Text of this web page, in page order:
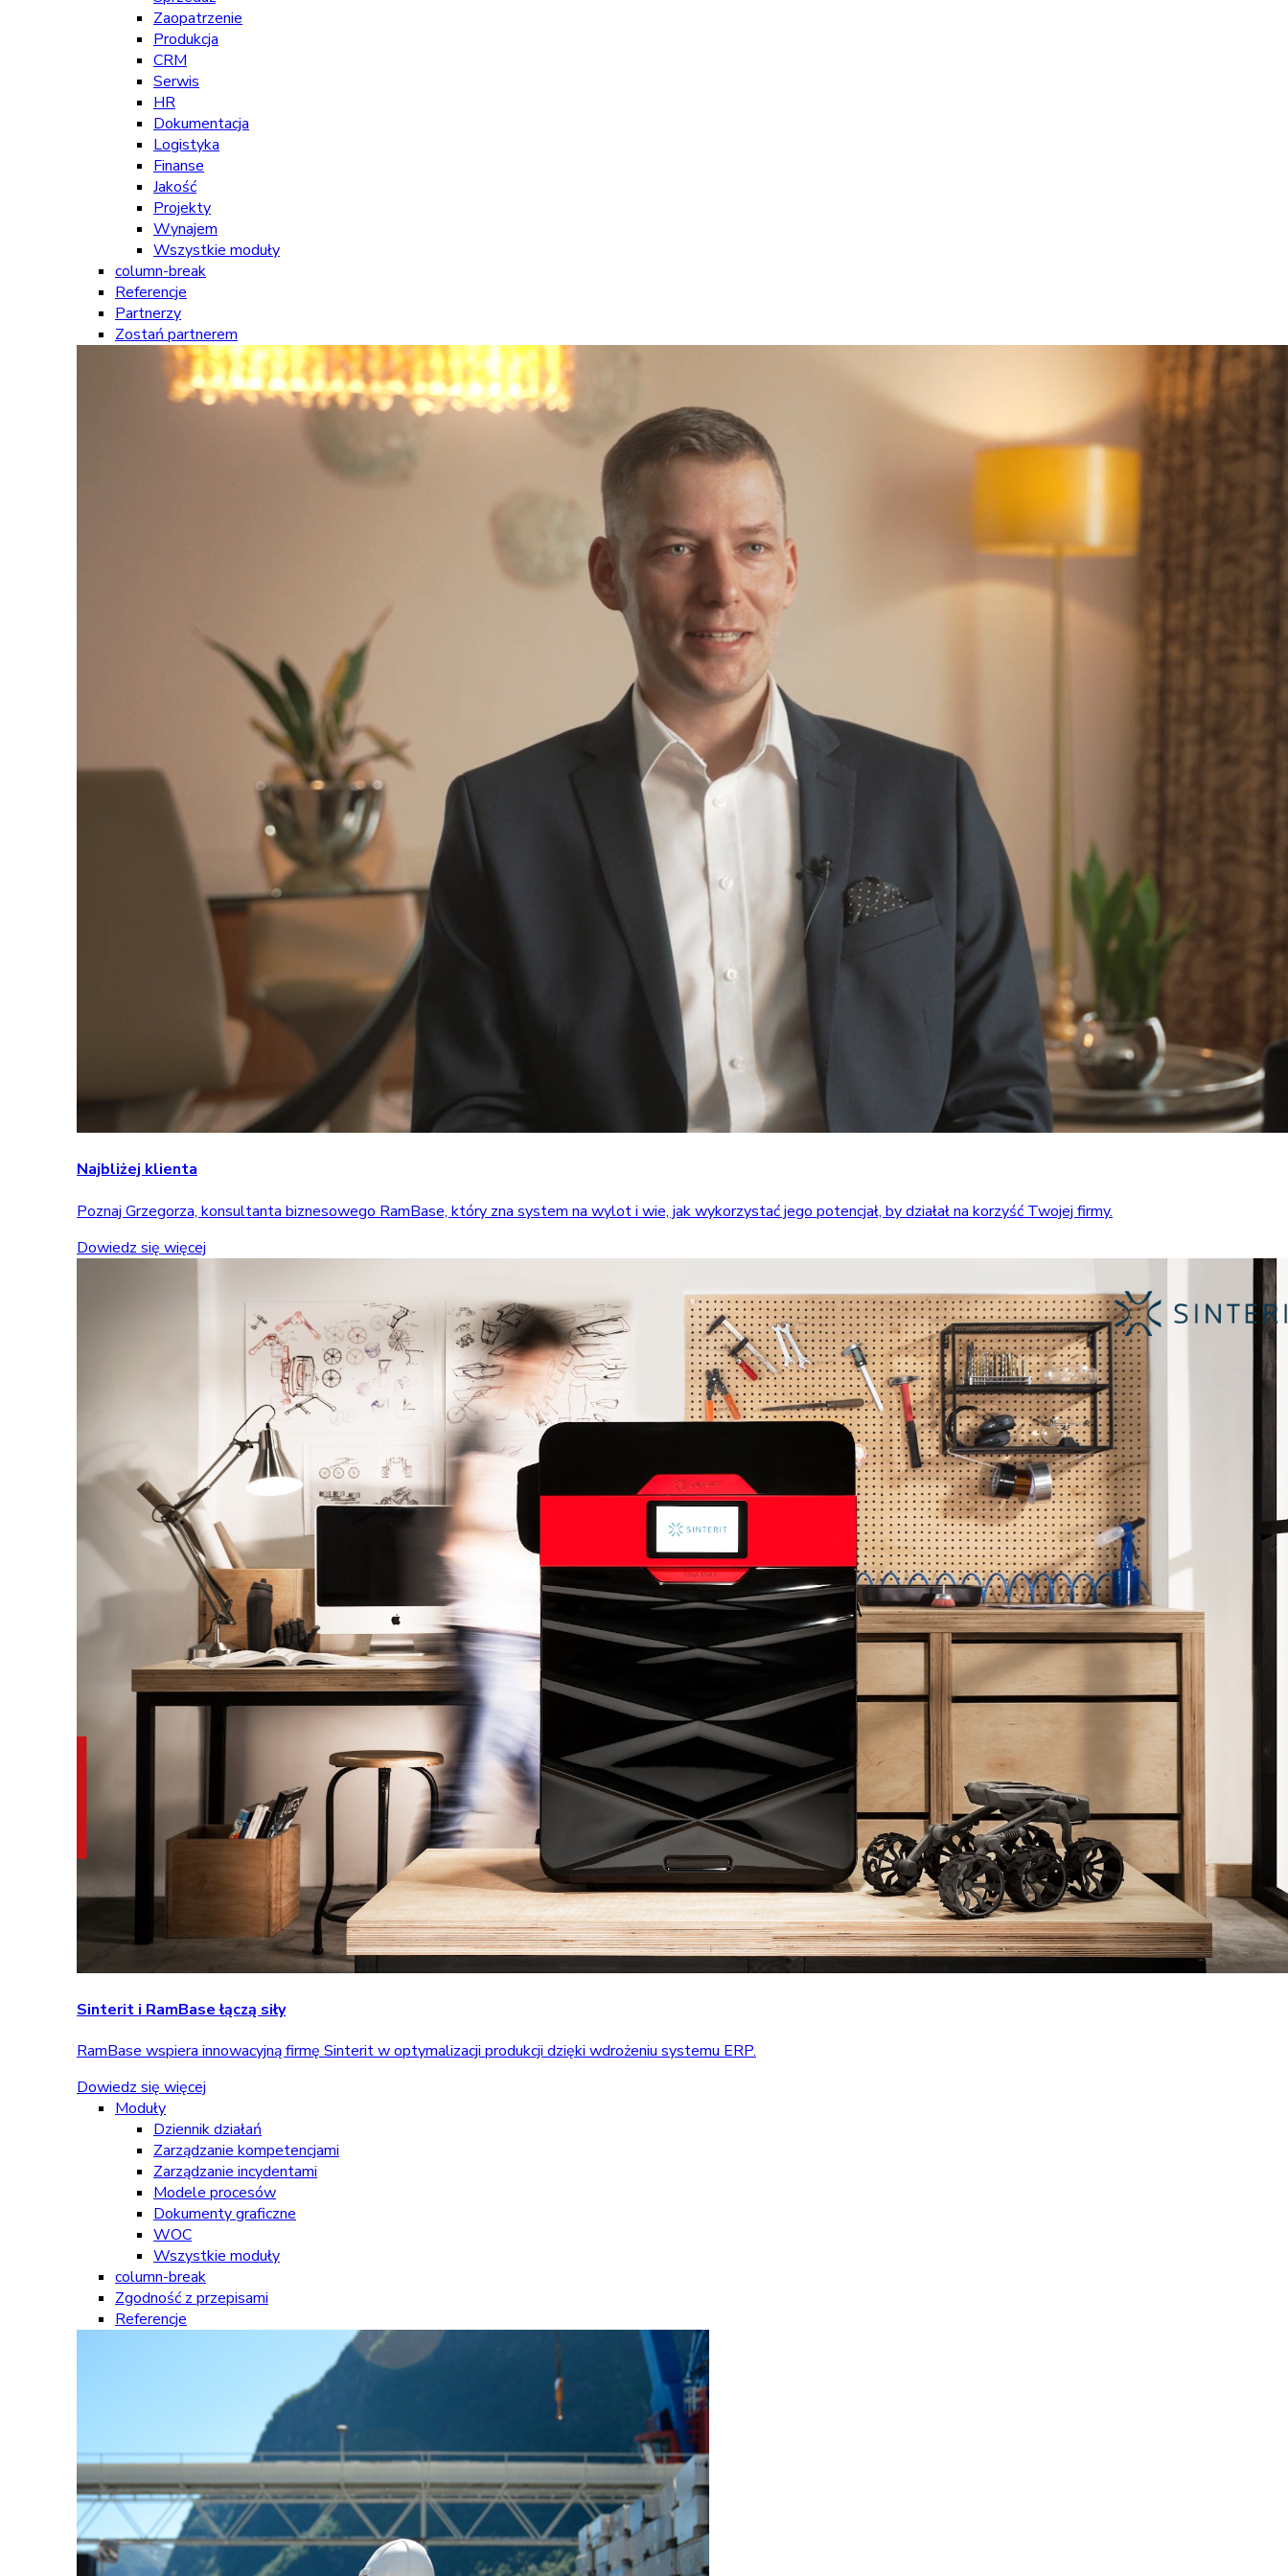
Zaopatrzenie
Produkcja
CRM
Serwis
HR
Dokumentacja
Logistyka
Finanse
Jakość
Projekty
Wynajem
Wszystkie moduły
column-break
Referencje
Partnerzy
Zostań partnerem
Najbliżej klienta
Poznaj Grzegorza, konsultanta biznesowego RamBase, który zna system na wylot i wie, jak wykorzystać jego potencjał, by działał na korzyść Twojej firmy.
Dowiedz się więcej
Sinterit i RamBase łączą siły
RamBase wspiera innowacyjną firmę Sinterit w optymalizacji produkcji dzięki wdrożeniu systemu ERP.
Dowiedz się więcej
Moduły
Dziennik działań
Zarządzanie kompetencjami
Zarządzanie incydentami
Modele procesów
Dokumenty graficzne
WOC
Wszystkie moduły
column-break
Zgodność z przepisami
Referencje